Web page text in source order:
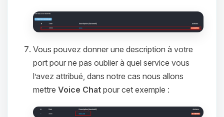
Vous pouvez donner une description à votre
port pour ne pas oublier à quel service vous
l’avez attribué, dans notre cas nous allons
mettre Voice Chat pour cet exemple :